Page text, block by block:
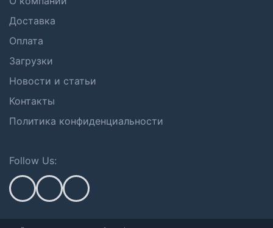
Доставка
Оплата
Загрузки
Новости и статьи
Контакты
Политика конфиденциальности
Follow Us: